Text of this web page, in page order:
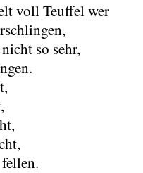
voll Teuffel wer
so sehr,